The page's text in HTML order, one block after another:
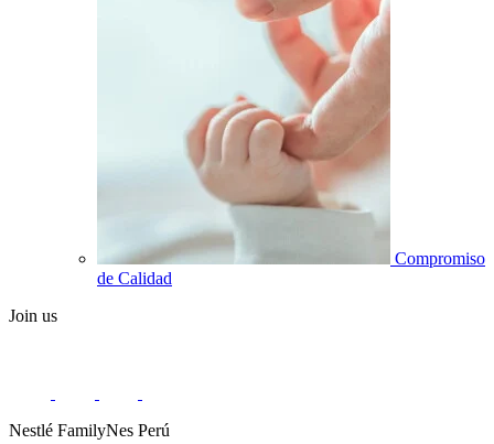
Compromiso
de Calidad
Join us
Nestlé FamilyNes Perú